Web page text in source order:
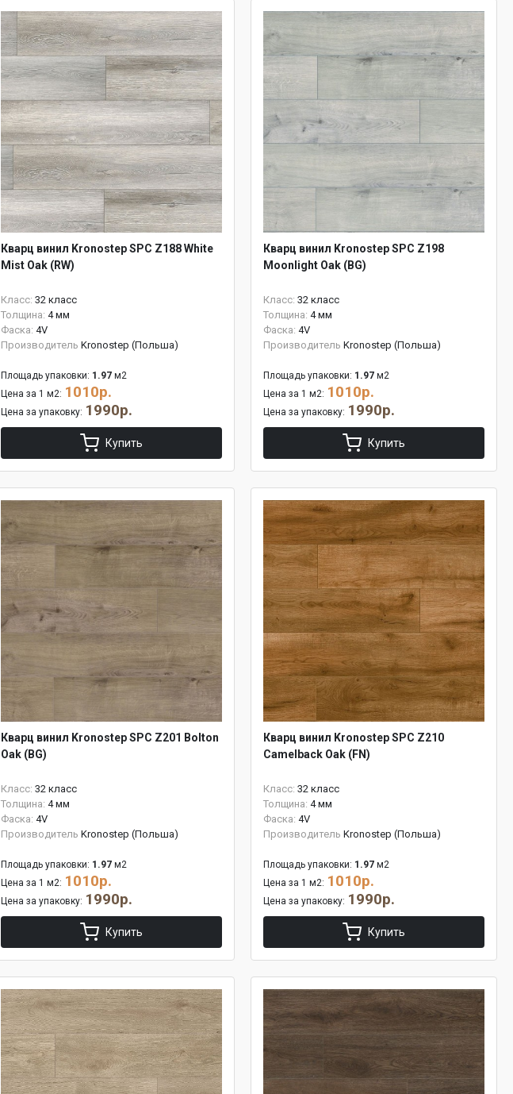
Кварц винил Kronostep SPC Z188 White
Mist Oak (RW)
Класс: 32 класс
Толщина: 4 мм
Фаска: 4V
Производитель Kronostep (Польша)
Площадь упаковки: 1.97 м2
Цена за 1 м2: 1010р.
Цена за упаковку: 1990р.
Купить
Кварц винил Kronostep SPC Z198
Moonlight Oak (BG)
Класс: 32 класс
Толщина: 4 мм
Фаска: 4V
Производитель Kronostep (Польша)
Площадь упаковки: 1.97 м2
Цена за 1 м2: 1010р.
Цена за упаковку: 1990р.
Купить
Кварц винил Kronostep SPC Z201 Bolton
Oak (BG)
Класс: 32 класс
Толщина: 4 мм
Фаска: 4V
Производитель Kronostep (Польша)
Площадь упаковки: 1.97 м2
Цена за 1 м2: 1010р.
Цена за упаковку: 1990р.
Купить
Кварц винил Kronostep SPC Z210
Camelback Oak (FN)
Класс: 32 класс
Толщина: 4 мм
Фаска: 4V
Производитель Kronostep (Польша)
Площадь упаковки: 1.97 м2
Цена за 1 м2: 1010р.
Цена за упаковку: 1990р.
Купить